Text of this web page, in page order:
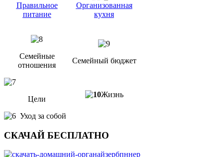
Правильное
питание
Организованная
кухня
Семейные
отношения
Семейный бюджет
Цели
Жизнь
Уход за собой
СКАЧАЙ БЕСПЛАТНО